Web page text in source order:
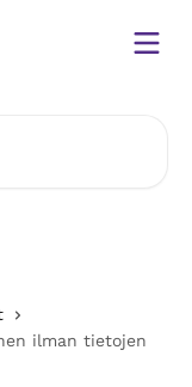
ilman tietojen